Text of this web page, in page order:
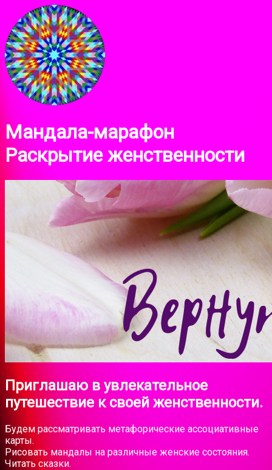
Мандала-марафон
Раскрытие женственности
Приглашаю в увлекательное
путешествие к своей женственности.
Будем рассматривать метафорические ассоциативные
карты.
Рисовать мандалы на различные женские состояния.
Читать сказки.